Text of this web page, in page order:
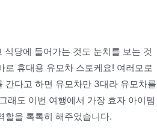
당에 들어가는 것도 눈치를 보는 것
휴대용 유모차 스토케요! 여러모로
간다고 하면 유모차만 3대라 유모차를
래도 이번 여행에서 가장 효자 아이템
할을 톡톡히 해주었습니다.